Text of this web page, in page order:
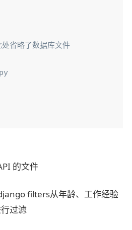
略了数据库文件
的文件
filters从年龄、工作经验
过滤